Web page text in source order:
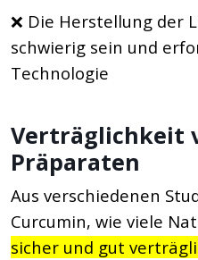
❌ Die Herstellung der
schwierig sein und
Technologie
Verträglichkeit
Präparaten
Aus verschiedenen
Curcumin, wie viele
sicher und gut